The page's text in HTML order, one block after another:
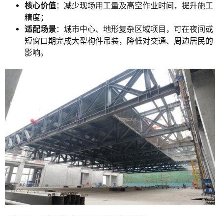
核心价值：减少现场用工量及高空作业时间，提升施工
精度；
适配场景：城市中心、地形复杂区域项目，可在夜间或
短窗口期完成大型构件吊装，降低对交通、周边居民的
影响。